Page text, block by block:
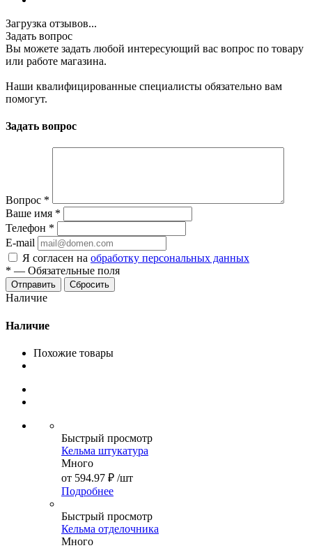
Загрузка отзывов...
Задать вопрос
Вы можете задать любой интересующий вас вопрос по товару
или работе магазина.
Наши квалифицированные специалисты обязательно вам
помогут.
Задать вопрос
Вопрос *
Ваше имя *
Телефон *
E-mail
Я согласен на обработку персональных данных
* — Обязательные поля
Сбросить
Наличие
Наличие
Похожие товары
Быстрый просмотр
Кельма штукатура
Много
от 594.97 ₽ /шт
Подробнее
Быстрый просмотр
Кельма отделочника
Много